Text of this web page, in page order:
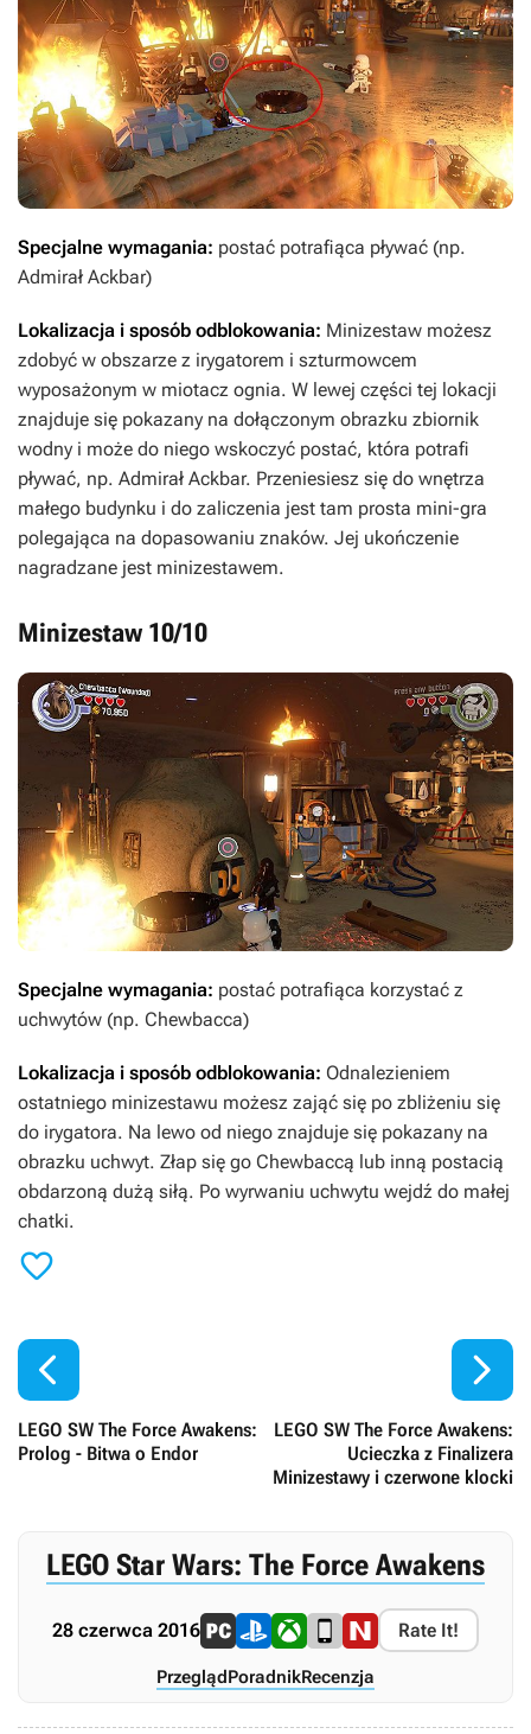
Specjalne wymagania: postać potrafiąca pływać (np.
Admirał Ackbar)
Lokalizacja i sposób odblokowania: Minizestaw możesz
zdobyć w obszarze z irygatorem i szturmowcem
wyposażonym w miotacz ognia. W lewej części tej lokacji
znajduje się pokazany na dołączonym obrazku zbiornik
wodny i może do niego wskoczyć postać, która potrafi
pływać, np. Admirał Ackbar. Przeniesiesz się do wnętrza
małego budynku i do zaliczenia jest tam prosta mini-gra
polegająca na dopasowaniu znaków. Jej ukończenie
nagradzane jest minizestawem.
Minizestaw 10/10
Specjalne wymagania: postać potrafiąca korzystać z
uchwytów (np. Chewbacca)
Lokalizacja i sposób odblokowania: Odnalezieniem
ostatniego minizestawu możesz zająć się po zbliżeniu się
do irygatora. Na lewo od niego znajduje się pokazany na
obrazku uchwyt. Złap się go Chewbaccą lub inną postacią
obdarzoną dużą siłą. Po wyrwaniu uchwytu wejdź do małej
chatki.


LEGO SW The Force Awakens:
Prolog - Bitwa o Endor
LEGO SW The Force Awakens:
Ucieczka z Finalizera
Minizestawy i czerwone klocki

LEGO Star Wars: The Force Awakens
28 czerwca 2016 Rate It!
PrzeglądPoradnikRecenzja